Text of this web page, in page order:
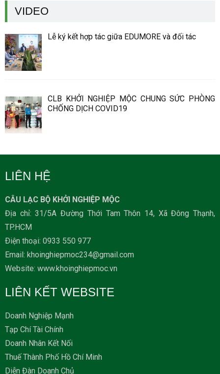
VIDEO
Lễ ký kết hợp tác giữa EDUMORE và đối tác
CLB KHỞI NGHIỆP MỘC CHUNG SỨC PHÒNG
CHỐNG DỊCH COVID19
LIÊN HỆ
CÂU LẠC BỘ KHỞI NGHIỆP MỘC
Địa chỉ: 31/5A Đường Thới Tam Thôn 14, Xã Đông Thạnh,
TP.HCM
Ðiện thoại: 0933 550 977
Email: khoinghiepmoc234@gmail.com
Website: www.khoinghiepmoc.vn
LIÊN KẾT WEBSITE
Doanh Nghiệp Mạnh
Tạp Chí Tài Chính
Doanh Nhân Kết Nối
Thuế Thành Phố Hồ Chí Minh
Diễn Đàn Doanh Chủ